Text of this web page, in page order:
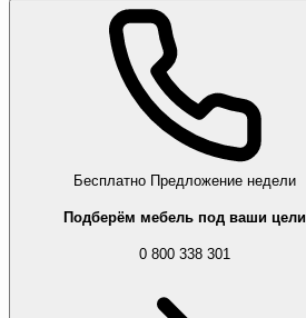
Бесплатно Предложение недели
Подберём мебель под ваши цели
0 800 338 301